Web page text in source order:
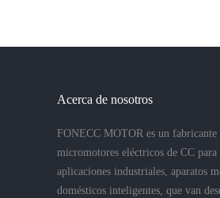
Acerca de nosotros
FONECC MOTOR es un fabricante
micromotores eléctricos de CC para
aplicaciones industriales, aparatos
domésticos inteligentes, que van